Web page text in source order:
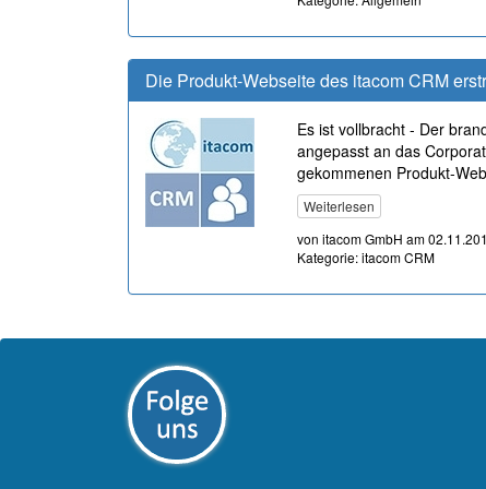
Die Produkt-Webseite des itacom CRM
Es ist vollbracht - Der
angepasst an das
gekommenen Produkt-
Weiterlesen
von itacom GmbH am
Kategorie: itacom CRM